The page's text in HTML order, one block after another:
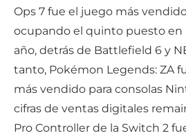
Ops 7 fue el juego más
ocupando el quinto puesto en
año, detrás de Battlefield 6 y
tanto, Pokémon Legends: ZA
más vendido para consolas
cifras de ventas digitales
Pro Controller de la Switch 2